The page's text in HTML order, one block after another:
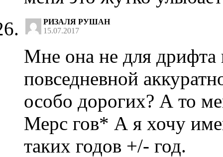
РИЗАЛЯ РУШАН
15.07.2017
Мне она не для дрифта
повседневной
особо дорогих? А то
Мерс гов* А я хочу
таких годов +/- год.